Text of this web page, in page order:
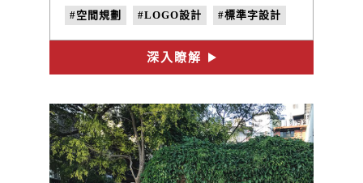
髓，邀請觀者一同參與。
#空間規劃 #LOGO設計 #標準字設計
#色彩計畫 #地方創生 #社區營造
#展覽視覺
深入瞭解